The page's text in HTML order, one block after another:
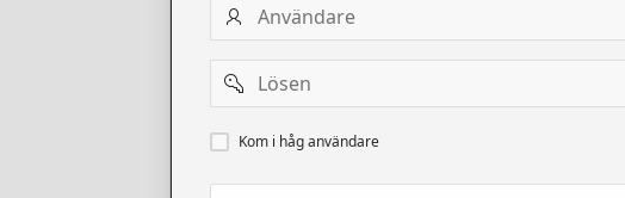
Användare
Password
Kom
i
Kom i håg användare